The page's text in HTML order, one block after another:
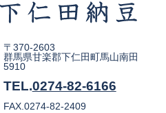
〒370-2603
群馬県甘楽郡下仁田町馬山南田
5910
TEL.0274-82-6166
FAX.0274-82-2409